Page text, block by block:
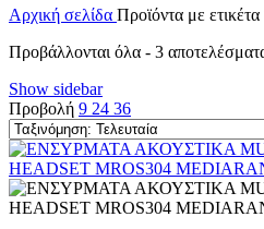
Αρχική σελίδα Προϊόντα με
Προβάλλονται όλα - 3
Show sidebar
Προβολή 9 24 36